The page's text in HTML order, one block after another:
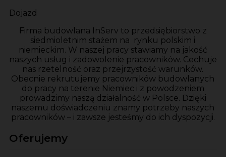
Dojazd
Firma budowlana InServ to przedsiębiorstwo z
siedmioletnim stażem na rynku polskim i
niemieckim. W naszej pracy stawiamy na jakość
naszych usług i zadowolenie pracowników. Cechuje
nas rzetelność oraz przejrzystość warunków.
Obecnie rekrutujemy pracowników budowlanych
do pracy na terenie Niemiec i z powodzeniem
prowadzimy naszą działalność w Polsce. Dzięki
naszemu doświadczeniu znamy potrzeby naszych
pracowników – i zawsze jesteśmy do ich dyspozycji.
Oferujemy